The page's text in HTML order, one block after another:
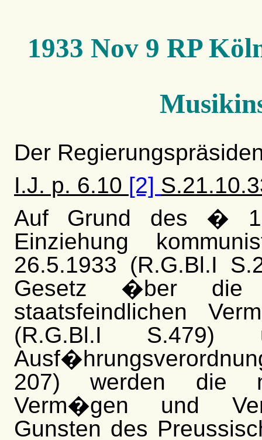
1933 Nov 9 RP
Der
I.J. p. 6.10 [2]
Auf Grund des �
Einziehung
26.5.1933 (R.G.Bl.I
Gesetz �ber die
staatsfeindlichen
(R.G.Bl.I S.479)
207) werden die
Verm�gen und
Gunsten des